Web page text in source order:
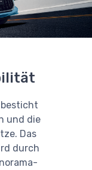
besticht
und die
Das
durch